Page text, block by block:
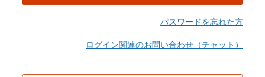
パスワードを忘れた方
ログイン関連のお問い合わせ（チャット）